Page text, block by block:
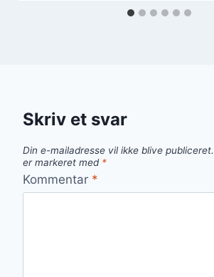
Skriv et svar
Din e-mailadresse vil ikke blive publiceret.
er markeret med *
Kommentar *